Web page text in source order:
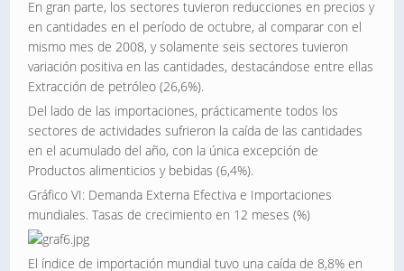
En gran parte, los sectores tuvieron reducciones en precios y
en cantidades en el período de octubre, al comparar con el
mismo mes de 2008, y solamente seis sectores tuvieron
variación positiva en las cantidades, destacándose entre ellas
Extracción de petróleo (26,6%).
Del lado de las importaciones, prácticamente todos los
sectores de actividades sufrieron la caída de las cantidades
en el acumulado del año, con la única excepción de
Productos alimenticios y bebidas (6,4%).
Gráfico VI: Demanda Externa Efectiva e Importaciones
mundiales. Tasas de crecimiento en 12 meses (%)
El índice de importación mundial tuvo una caída de 8,8% en